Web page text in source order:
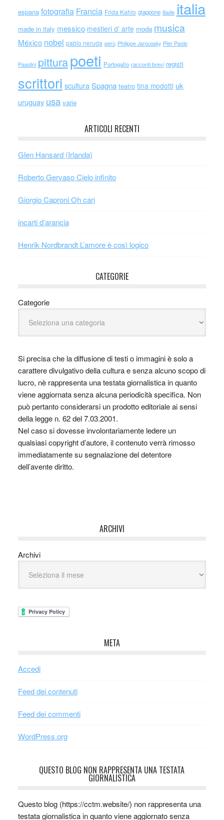
espana fotografia Francia Frida Kahlo giappone iliade italia
made in italy messico mestieri d' arte moda musica
México nobel pablo neruda perù Philippe Jaroussky Pier Paolo
Pasolini pitturapoeti Portogallo racconti brevi registi
scrittori scultura Spagna teatro tina modotti uk
uruguay usa varie
ARTICOLI RECENTI
Glen Hansard (Irlanda)
Roberto Gervaso Cielo infinito
Giorgio Caproni Oh cari
incarti d’arancia
Henrik Nordbrandt L’amore è così logico
CATEGORIE
Categorie
Si precisa che la diffusione di testi o immagini è solo a
carattere divulgativo della cultura e senza alcuno scopo di
lucro, nè rappresenta una testata giornalistica in quanto
viene aggiornata senza alcuna periodicità specifica. Non
può pertanto considerarsi un prodotto editoriale ai sensi
della legge n. 62 del 7.03.2001.
Nel caso si dovesse involontariamente ledere un
qualsiasi copyright d’autore, il contenuto verrà rimosso
immediatamente su segnalazione del detentore
dell’avente diritto.
ARCHIVI
Archivi
META
Accedi
Feed dei contenuti
Feed dei commenti
WordPress.org
QUESTO BLOG NON RAPPRESENTA UNA TESTATA
GIORNALISTICA
Questo blog (https://cctm.website/) non rappresenta una
testata giornalistica in quanto viene aggiornato senza